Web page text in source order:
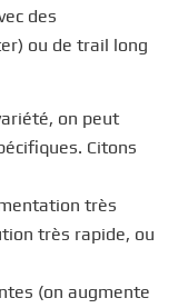
des
ou de trail long
on peut
Citons
très
très rapide, ou
(on augmente